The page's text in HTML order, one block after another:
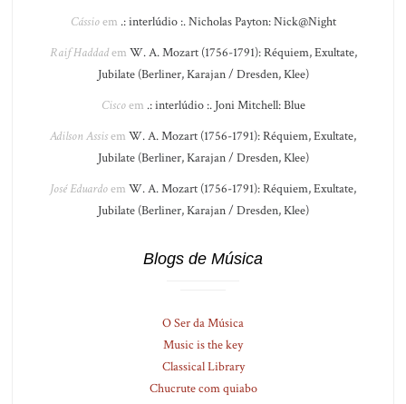
Cássioem .: interlúdio :. Nicholas Payton: Nick@Night
Raif Haddadem W. A. Mozart (1756-1791): Réquiem, Exultate,
Jubilate (Berliner, Karajan / Dresden, Klee)
Ciscoem .: interlúdio :. Joni Mitchell: Blue
Adilson Assisem W. A. Mozart (1756-1791): Réquiem, Exultate,
Jubilate (Berliner, Karajan / Dresden, Klee)
José Eduardoem W. A. Mozart (1756-1791): Réquiem, Exultate,
Jubilate (Berliner, Karajan / Dresden, Klee)
Blogs de Música
O Ser da Música
Music is the key
Classical Library
Chucrute com quiabo